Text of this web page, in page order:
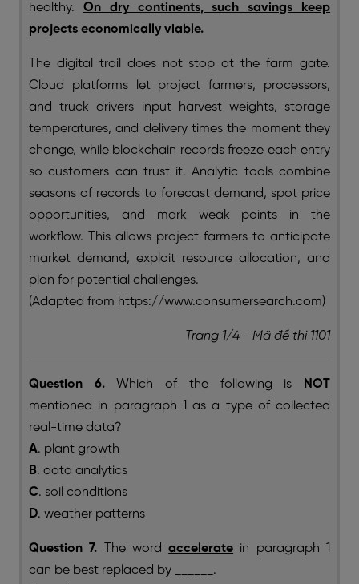
healthy. On dry continents, such savings keep
projects economically viable.
The digital trail does not stop at the farm gate.
Cloud platforms let project farmers, processors,
and truck drivers input harvest weights, storage
temperatures, and delivery times the moment they
change, while blockchain records freeze each entry
so customers can trust it. Analytic tools combine
seasons of records to forecast demand, spot price
opportunities, and mark weak points in the
workflow. This allows project farmers to anticipate
market demand, exploit resource allocation, and
plan for potential challenges.
(Adapted from https://www.consumersearch.com)
Trang 1/4 - Mã đề thi 1101
Question 6. Which of the following is
NOT
mentioned in paragraph 1 as a type of collected
real-time data?
A. plant growth
B. data analytics
C. soil conditions
D. weather patterns
Question 7. The wordaccelerate in paragraph 1
can be best replaced by ______.